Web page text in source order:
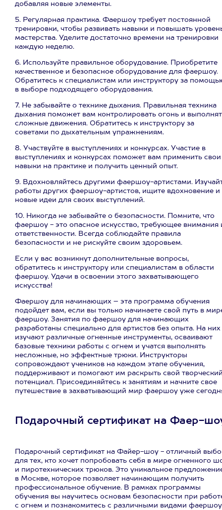
добавляя новые элементы.
5. Регулярная практика. Фаершоу требует постоянной
тренировки, чтобы развивать навыки и повышать
мастерства. Уделите достаточно времени на тренировки
каждую неделю.
6. Используйте правильное оборудование. Приобретите
качественное и безопасное оборудование для фаершоу.
Обратитесь к специалистам или инструктору за
в выборе подходящего оборудования.
7. Не забывайте о технике дыхания. Правильная техника
дыхания поможет вам контролировать огонь и
сложные движения. Обратитесь к инструктору за
советами по дыхательным упражнениям.
8. Участвуйте в выступлениях и конкурсах. Участие в
выступлениях и конкурсах поможет вам применить свои
навыки на практике и получить ценный опыт.
9. Вдохновляйтесь другими фаершоу-артистами.
работы других фаершоу-артистов, ищите вдохновение и
новые идеи для своих выступлений.
10. Никогда не забывайте о безопасности. Помните, что
фаершоу - это опасное искусство, требующее внимания
ответственности. Всегда соблюдайте правила
безопасности и не рискуйте своим здоровьем.
Если у вас возникнут дополнительные вопросы,
обратитесь к инструктору или специалистам в области
фаершоу. Удачи в освоении этого захватывающего
искусства!
Фаершоу для начинающих – эта программа обучения
подойдет вам, если вы только начинаете свой путь в
фаершоу. Занятия по фаершоу для начинающих
разработаны специально для артистов без опыта. На них
изучают различные огненные инструменты, осваивают
базовые техники работы с огнем и учатся выполнять
несложные, но эффектные трюки. Инструкторы
сопровождают учеников на каждом этапе обучения,
поддерживают и помогают им раскрыть свой
потенциал. Присоединяйтесь к занятиям и начните свое
путешествие в захватывающий мир фаершоу уже
Подарочный сертификат на Фаер-
Подарочный сертификат на Файер-шоу - отличный
для тех, кто хочет попробовать себя в мире огненного
и пиротехнических трюков. Это уникальное
в Москве, которое позволяет начинающим получить
профессиональное обучение. В рамках программы
обучения вы научитесь основам безопасности при
с огнем и познакомитесь с различными видами